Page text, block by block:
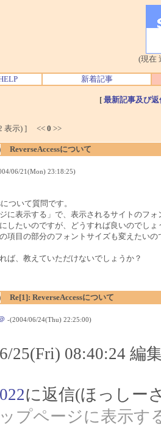
(現在
新着記事
[ 最新記事及び
2 表示) ] << 0 >>
ReverseAccessについて
06/21(Mon) 23:18:25)
ついて質問です。
ジに表示する」で、表示されるサイトのフ
したいのですが、どうすれば良いのでしょ
項目の部分のフォントサイズも変えたい
ば、教えていただけないでしょうか？
Re[1]: ReverseAccessについて
-(2004/06/24(Thu) 22:25:00)
25(Fri) 08:40:24 編
に返信(ほっしー
プページに表示す